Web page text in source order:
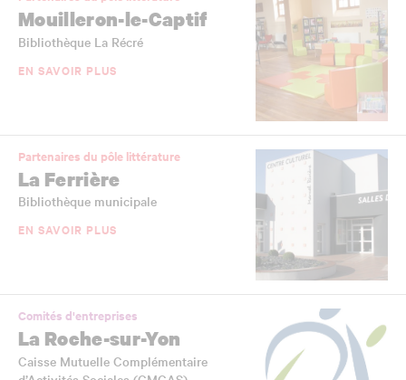
Mouilleron-le-Captif
Bibliothèque La Récré
EN SAVOIR PLUS
Partenaires du pôle littérature
La Ferrière
Bibliothèque municipale
EN SAVOIR PLUS
Comités d'entreprises
La Roche-sur-Yon
Caisse Mutuelle Complémentaire